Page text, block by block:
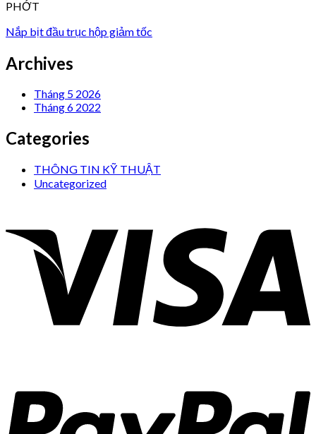
PHỚT
Nắp bịt đầu trục hộp giảm tốc
Archives
Tháng 5 2026
Tháng 6 2022
Categories
THÔNG TIN KỸ THUẬT
Uncategorized